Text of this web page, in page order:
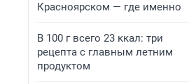
Красноярском — где именно
В 100 г всего 23 ккал: три
рецепта с главным летним
продуктом